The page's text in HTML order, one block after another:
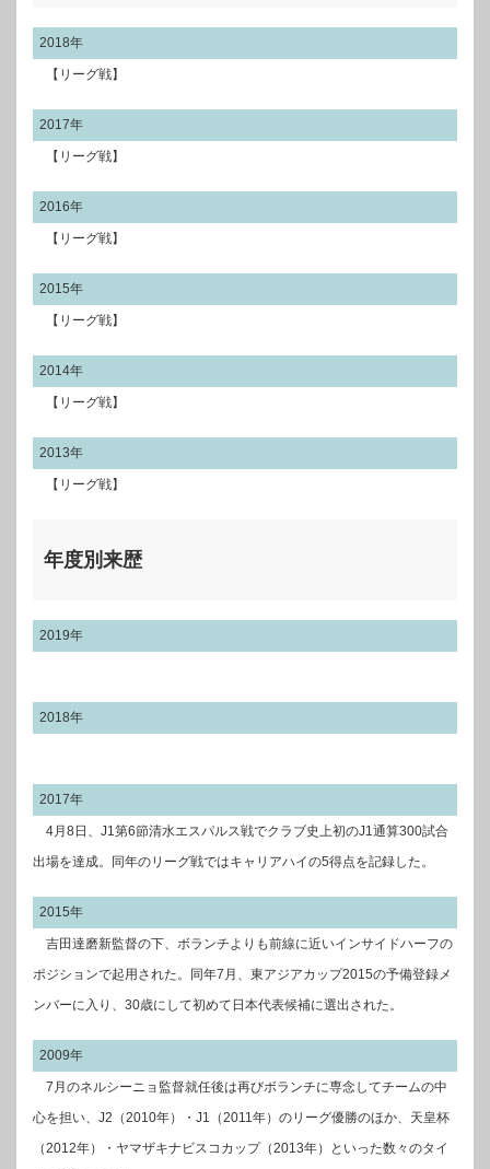
2018年
【リーグ戦】
2017年
【リーグ戦】
2016年
【リーグ戦】
2015年
【リーグ戦】
2014年
【リーグ戦】
2013年
【リーグ戦】
年度別来歴
2019年
2018年
2017年
4月8日、J1第6節清水エスパルス戦でクラブ史上初のJ1通算300試合
出場を達成。同年のリーグ戦ではキャリアハイの5得点を記録した。
2015年
吉田達磨新監督の下、ボランチよりも前線に近いインサイドハーフの
ポジションで起用された。同年7月、東アジアカップ2015の予備登録メ
ンバーに入り、30歳にして初めて日本代表候補に選出された。
2009年
7月のネルシーニョ監督就任後は再びボランチに専念してチームの中
心を担い、J2（2010年）・J1（2011年）のリーグ優勝のほか、天皇杯
（2012年）・ヤマザキナビスコカップ（2013年）といった数々のタイ